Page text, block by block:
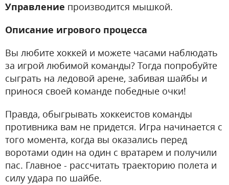
Управление производится мышкой.
Описание игрового процесса
Вы любите хоккей и можете часами наблюдать
за игрой любимой команды? Тогда попробуйте
сыграть на ледовой арене, забивая шайбы и
принося своей команде победные очки!
Правда, обыгрывать хоккеистов команды
противника вам не придется. Игра начинается с
того момента, когда вы оказались перед
воротами один на один с вратарем и получили
пас. Главное - рассчитать траекторию полета и
силу удара по шайбе.